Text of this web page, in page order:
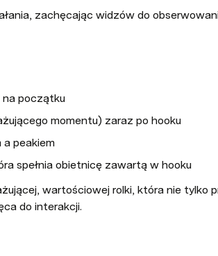
zachęcając widzów do
na początku
momentu) zaraz po hooku
a peakiem
spełnia obietnicę zawartą w hooku
wartościowej rolki, która nie tylko
do interakcji.